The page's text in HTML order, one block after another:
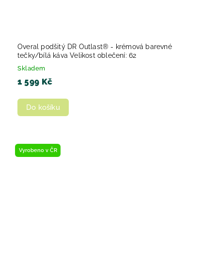
Overal podšitý DR Outlast® - krémová barevné
tečky/bílá káva Velikost oblečení: 62
Skladem
1 599 Kč
Do košíku
Vyrobeno v ČR